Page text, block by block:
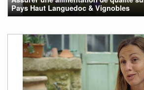
Pays Haut Languedoc & Vignobles